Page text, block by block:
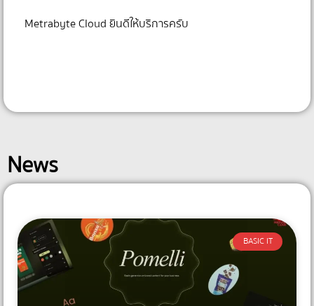
Metrabyte Cloud ยินดีให้บริการครับ
News
BASIC IT